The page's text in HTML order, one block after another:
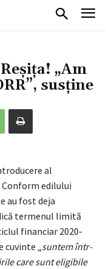
„Am
susține
al
edilului
au fost deja
termenul limită
financiar 2020-
„ suntem într-
care sunt eligibile